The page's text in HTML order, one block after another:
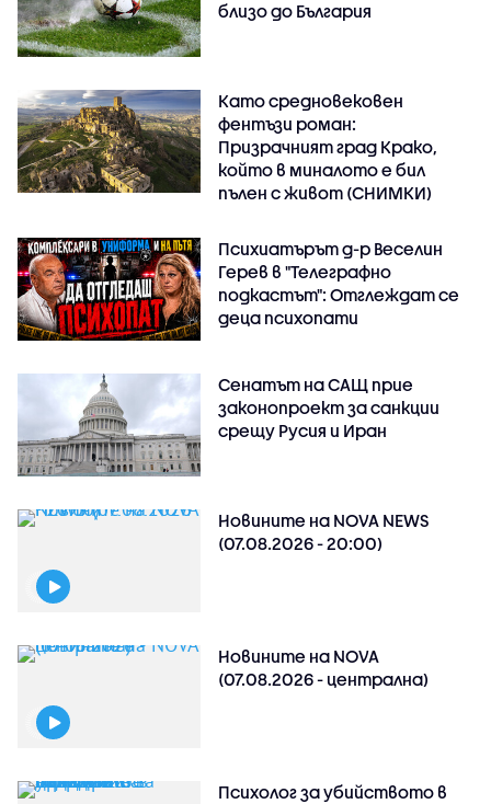
близо до България
Като средновековен
фентъзи роман:
Призрачният град Крако,
който в миналото е бил
пълен с живот (СНИМКИ)
Психиатърът д-р Веселин
Герев в "Телеграфно
подкастът": Отглеждат се
деца психопати
Сенатът на САЩ прие
законопроект за санкции
срещу Русия и Иран
Новините на NOVA NEWS
(07.08.2026 - 20:00)
Новините на NOVA
(07.08.2026 - централна)
Психолог за убийството в